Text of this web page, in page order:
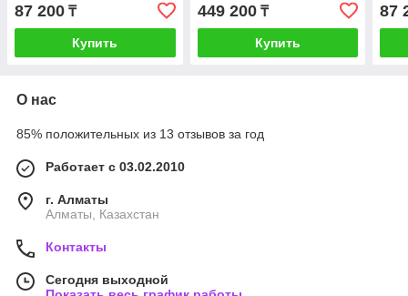
87 200 ₸
Купить
449 200₸
Купить
87
О нас
85% положительных из 13 отзывов за год
Работает с 03.02.2010
г. Алматы
Алматы, Казахстан
Контакты
Сегодня выходной